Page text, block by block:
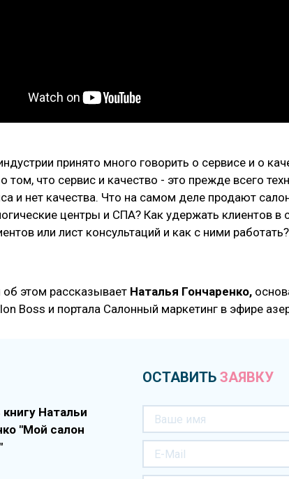
принято много говорить о сервисе и о
том, что сервис и качество - это прежде всего
и нет качества. Что на самом деле продают
центры и СПА? Как удержать клиентов в
или лист консультаций и как с ними работать?
этом рассказывает Наталья Гончаренко,
Boss и портала Салонный маркетинг в эфире
книгу Натальи
"Мой салон
ОСТАВИТЬЗАЯВКУ